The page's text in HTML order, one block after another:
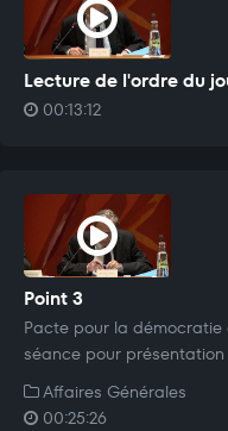
Lecture de l'ordre du
00:13:12
Point 3
Pacte pour la
séance pour
Affaires Générales
00:25:26